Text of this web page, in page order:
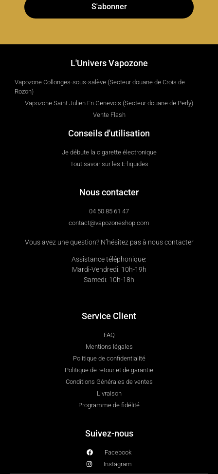
S'abonner
L'Univers Vapozone
Vapozone Collonges-sous-salève (Secteur douane de Crois de
Rozon)
Vapozone Saint Julien En Genevois (Secteur douane de Perly)
Vente Flash
Conseils d'utilisation
Je débute la cigarette électronique
Tout savoir sur les E-liquides
Nous contacter
04 50 85 61 47
contact@vapozoneshop.com
Vous avez une question? N’hésitez pas à nous contacter
Assistance téléphonique:
Mardi-Vendredi: 10h-19h
Samedi: 10h-18h
Service Client
FAQ
Mentions légales
Politique de confidentialité
Politique de retour et de garantie
Conditions Générales de ventes
Livraison
Programme de fidélité
Suivez-nous
Facebook
Instagram